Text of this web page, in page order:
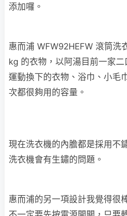
添加囉。
惠而浦 WFW92HEFW 滾筒洗
kg 的衣物，以阿湯目前一家
運動換下的衣物、浴巾、小毛
次都很夠用的容量。
現在洗衣機的內膽都是採用不
洗衣機會有生鏽的問題。
惠而浦的另一項設計我覺得很